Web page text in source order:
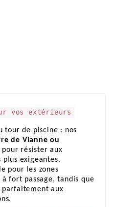
vos extérieurs
tour de piscine : nos
de Vianne ou
pour résister aux
exigeantes.
pour les zones
fort passage, tandis que
parfaitement aux